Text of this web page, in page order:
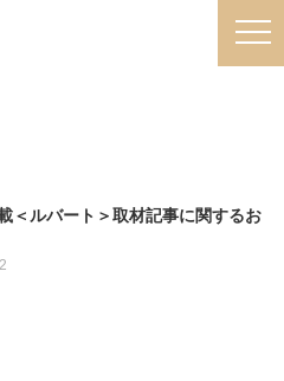
＜ルバート＞取材記事に関するお